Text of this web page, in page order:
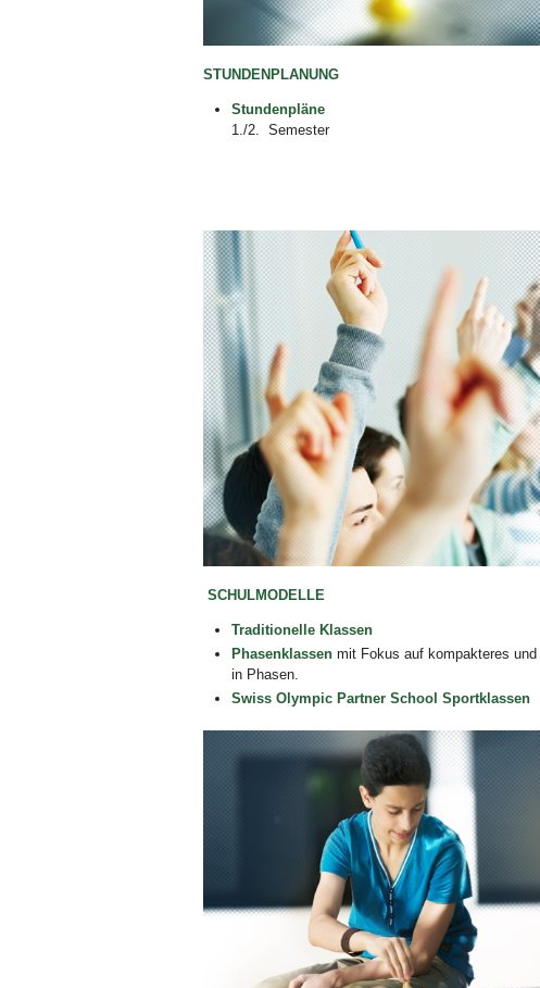
STUNDENPLANUNG
Stundenpläne
1./2. Semester
SCHULMODELLE
Traditionelle Klassen
Phasenklassenmit Fokus auf kompakteres und
in Phasen.
Swiss Olympic Partner School Sportklassen